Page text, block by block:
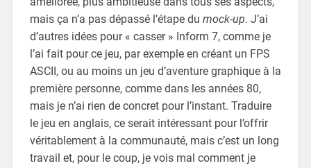
mais ça n’a pas dépassé l’étape du mock-up. J’ai
d’autres idées pour « casser » Inform 7, comme je
l’ai fait pour ce jeu, par exemple en créant un FPS
ASCII, ou au moins un jeu d’aventure graphique à la
première personne, comme dans les années 80,
mais je n’ai rien de concret pour l’instant. Traduire
le jeu en anglais, ce serait intéressant pour l’offrir
véritablement à la communauté, mais c’est un long
travail et, pour le coup, je vois mal comment je